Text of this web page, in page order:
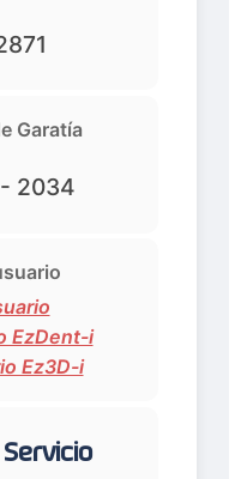
Garatía
2034
EzDent-i
Ez3D-i